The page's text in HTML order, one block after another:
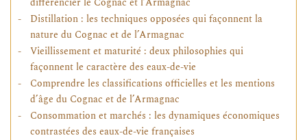
Distillation : les techniques opposées qui façonnent la
nature du Cognac et de l’Armagnac
Vieillissement et maturité : deux philosophies qui
façonnent le caractère des eaux-de-vie
Comprendre les classifications officielles et les mentions
d’âge du Cognac et de l’Armagnac
Consommation et marchés : les dynamiques économiques
contrastées des eaux-de-vie françaises